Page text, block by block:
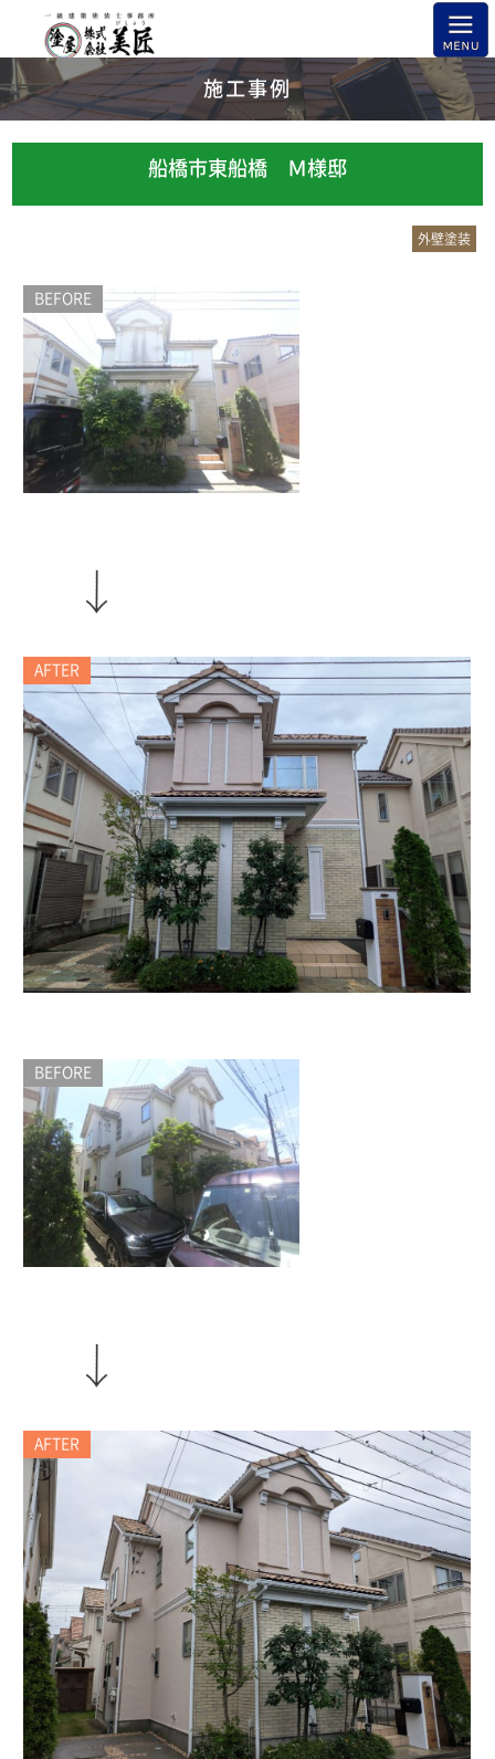
施工事例
船橋市東船橋 Ｍ様邸
外壁塗装
BEFORE
AFTER
BEFORE
AFTER